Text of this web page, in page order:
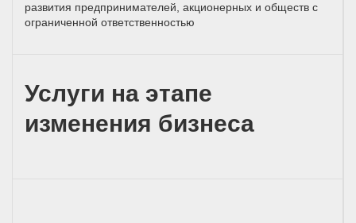
развития предпринимателей, акционерных и обществ с
ограниченной ответственностью
Услуги на этапе
изменения бизнеса